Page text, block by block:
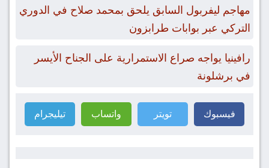
مهاجم ليفربول السابق يلحق بمحمد صلاح في الدوري
التركي عبر بوابات طرابزون
رافينيا يواجه صراع الاستمرارية على الجناح الأيسر
في برشلونة
فيسبوك تويتر واتساب تيليجرام